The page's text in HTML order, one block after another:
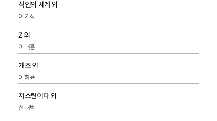
식인의 세계 외
이기성
Z 외
이대흠
개조 외
이하윤
저스틴이다 외
한재범